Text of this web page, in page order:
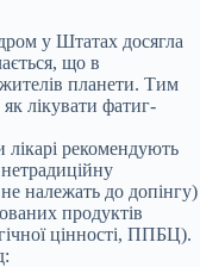
у Штатах досягла
що в
планети. Тим
лікувати фатиг-
рекомендують
нетрадиційну
належать до допінгу)
продуктів
цінності, ППБЦ).